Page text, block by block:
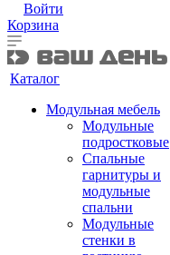
Войти
Корзина
Каталог
Модульная мебель
Модульные
подростковые
Спальные
гарнитуры и
модульные
спальни
Модульные
стенки в